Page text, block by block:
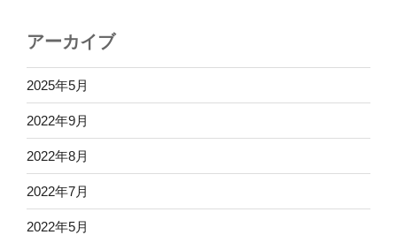
アーカイブ
2025年5月
2022年9月
2022年8月
2022年7月
2022年5月